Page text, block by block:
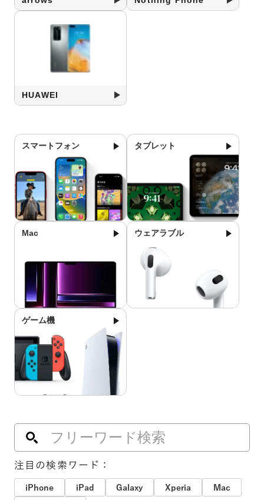
HUAWEI
スマートフォン タブレット
Mac ウェアラブル
ゲーム機
注目の検索ワード：
iPhone iPad Galaxy Xperia
Mac